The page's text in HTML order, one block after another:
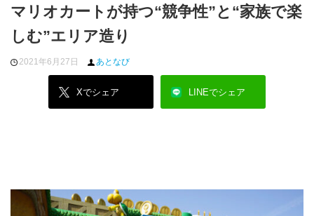
マリオカートが持つ“競争性”と“家族で楽
しむ”エリア造り
2021年6月27日 あとなび
Xでシェア LINEでシェア